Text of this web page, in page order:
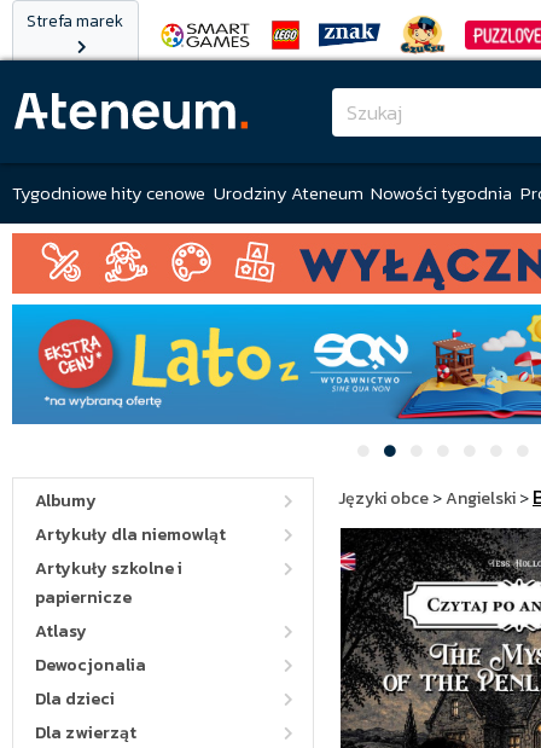
Strefa marek
Tygodniowe hity cenowe Urodziny Ateneum Nowości tygodnia
Albumy
Artykuły dla niemowląt
Artykuły szkolne i
papiernicze
Atlasy
Dewocjonalia
Dla dzieci
Dla zwierząt
Języki obce>Angielski>